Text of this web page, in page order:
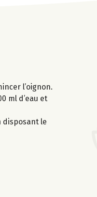
l’oignon.
ml d’eau et
disposant le